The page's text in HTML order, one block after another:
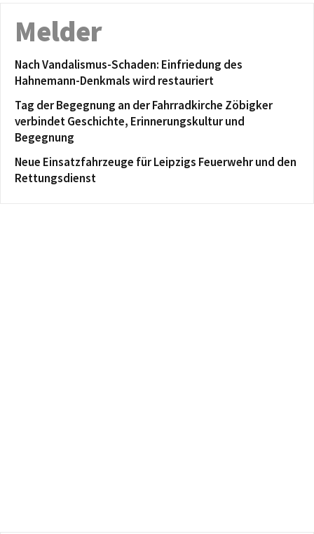
Melder
Nach Vandalismus-Schaden: Einfriedung des
Hahnemann-Denkmals wird restauriert
Tag der Begegnung an der Fahrradkirche Zöbigker
verbindet Geschichte, Erinnerungskultur und
Begegnung
Neue Einsatzfahrzeuge für Leipzigs Feuerwehr und den
Rettungsdienst